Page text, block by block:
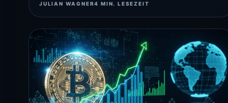
JULIAN WAGNER4 MIN. LESEZEIT